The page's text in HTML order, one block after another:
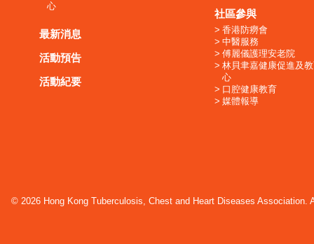
心
最新消息
活動預告
活動紀要
社區參與
香港防癆會
中醫服務
傅麗儀護理安老院
林貝聿嘉健康促進及
心
口腔健康教育
媒體報導
© 2026 Hong Kong Tuberculosis, Chest and Heart Diseases Association.